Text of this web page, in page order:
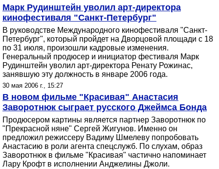
Марк Рудинштейн уволил арт-директора
кинофестиваля "Санкт-Петербург"
В руководстве Международного кинофестиваля "Санкт-
Петербург", который пройдет на Дворцовой площади с 18
по 31 июля, произошли кадровые изменения.
Генеральный продюсер и инициатор фестиваля Марк
Рудинштейн уволил арт-директора Ренату Рожинас,
занявшую эту должность в январе 2006 года.
30 мая 2006 г., 15:27
В новом фильме "Красивая" Анастасия
Заворотнюк сыграет русского Джеймса Бонда
Продюсером картины является партнер Заворотнюк по
"Прекрасной няне" Сергей Жигунов. Именно он
предложил режиссеру Вадиму Шмелеву попробовать
Анастасию в роли агента спецслужб. По слухам, образ
Заворотнюк в фильме "Красивая" частично напоминает
Лару Крофт в исполнении Анджелины Джоли.